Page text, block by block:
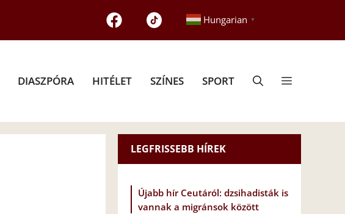
Hungarian ▼
DIASZPÓRA HITÉLET SZÍNES SPORT
LEGFRISSEBB HÍREK
Újabb hír Ceutáról: dzsihadisták is
vannak a migránsok között